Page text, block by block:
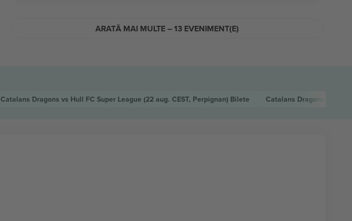
ARATĂ MAI MULTE – 13 EVENIMENT(E)
Catalans Dragons vs Hull FC Super League (22 aug. CEST, Perpignan) Bilete Catalans Dragons vs